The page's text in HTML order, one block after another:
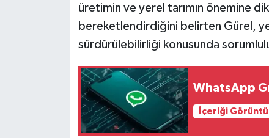
üretimin ve yerel tarımın önemine
bereketlendirdiğini belirten Gürel,
sürdürülebilirliği konusunda
WhatsApp
İçeriği